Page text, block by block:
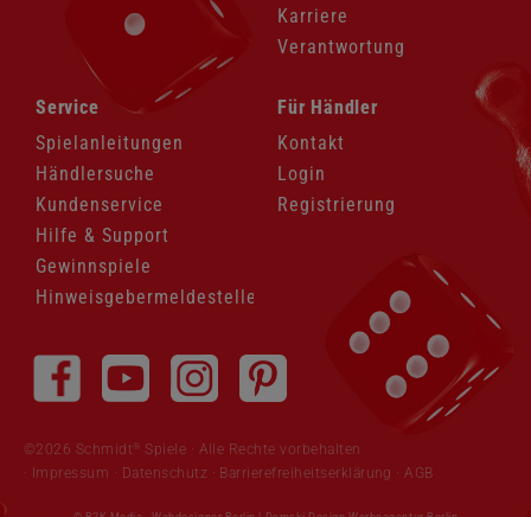
Karriere
Verantwortung
Navigation
überspringen
Service
Spielanleitungen
Händlersuche
Kundenservice
Hilfe & Support
Gewinnspiele
Hinweisgebermeldestelle
Navigation
überspringen
Für Händler
Kontakt
Login
Registrierung
überspringen
©2026 Schmidt ®
Spiele · Alle Rechte vorbehalten
Impressum · Datenschutz · Barrierefreiheitserklärung ·AGB